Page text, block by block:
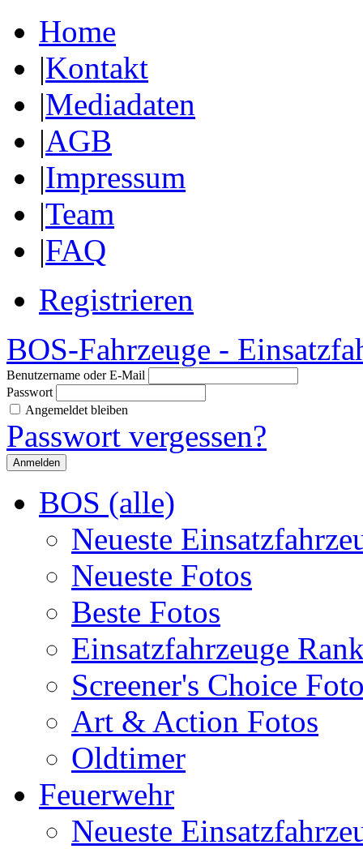
Home
|Kontakt
|Mediadaten
|AGB
|Impressum
|Team
|FAQ
Registrieren
BOS-Fahrzeuge -
Benutzername oder E-Mail
Passwort
Angemeldet bleiben
Passwort vergessen?
BOS (alle)
Neueste
Neueste Fotos
Beste Fotos
Einsatzfahrzeuge
Screener's Choice
Art & Action Fotos
Oldtimer
Feuerwehr
Neueste